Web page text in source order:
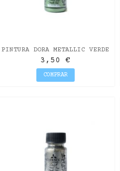
PINTURA DORA METALLIC VERDE
50ML
3,50 €
COMPRAR